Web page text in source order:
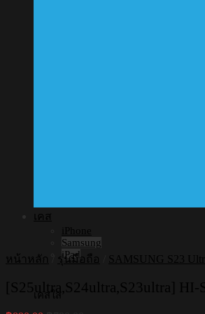
เคส
iPhone
Samsung
iPad
เคสใส
หน้าหลัก รุ่นมือถือ SAMSUNG S23
[S25ultra,S24ultra,S23ultra]